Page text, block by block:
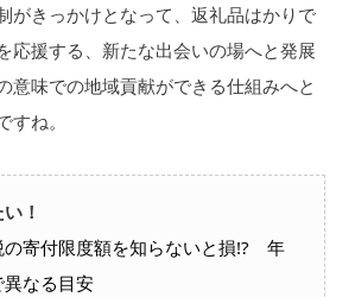
がきっかけとなって、返礼品はかりで
応援する、新たな出会いの場へと発展
意味での地域貢献ができる仕組みへと
ね。
！
の寄付限度額を知らないと損!? 年
なる目安